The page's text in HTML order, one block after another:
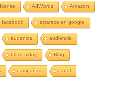
AdWords Amazon
facebook aparece en google
audencia audiencia
black friday Blog
campañas canal